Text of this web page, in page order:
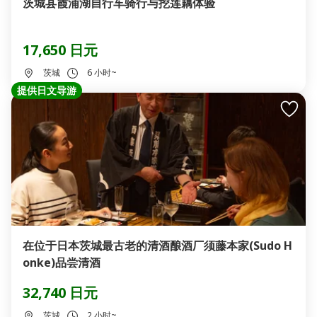
17,650 日元
茨城 6 小时~
提供日文导游
在位于日本茨城最古老的清酒酿酒厂须藤本家(Sudo H
onke)品尝清酒
32,740 日元